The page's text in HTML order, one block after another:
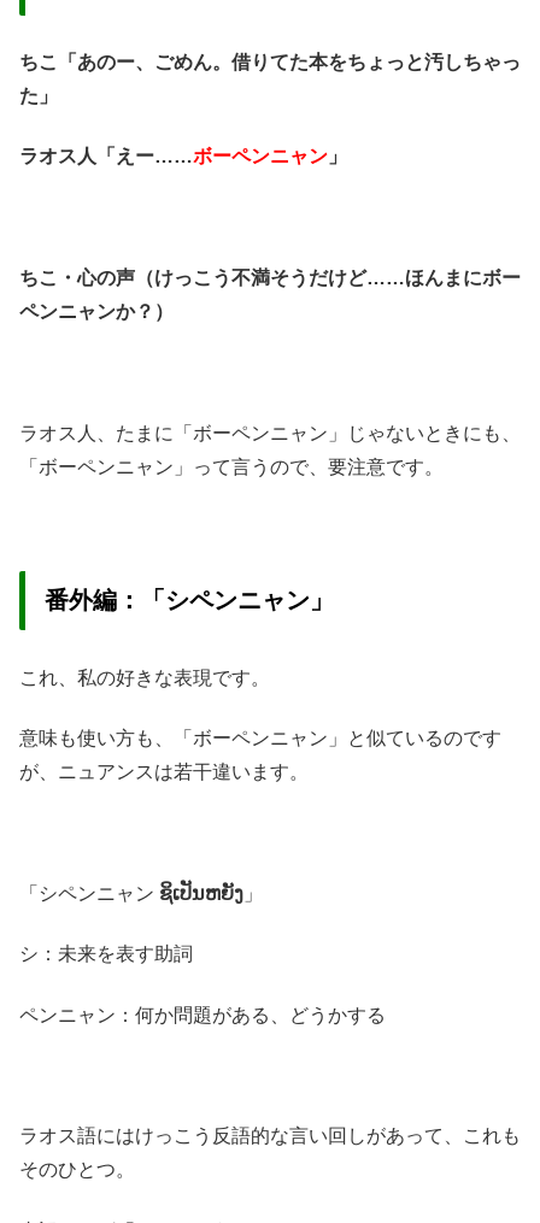
ちこ「あのー、ごめん。借りてた本をちょっと汚しちゃっ
た」
ラオス人「えー……ボーペンニャン 」
ちこ・心の声（けっこう不満そうだけど……ほんまにボー
ペンニャンか？）
ラオス人、たまに「ボーペンニャン」じゃないときにも、
「ボーペンニャン」って言うので、要注意です。
番外編：「シペンニャン」
これ、私の好きな表現です。
意味も使い方も、「ボーペンニャン」と似ているのです
が、ニュアンスは若干違います。
「シペンニャン ຊິເປັນຫຍັງ 」
シ：未来を表す助詞
ペンニャン：何か問題がある、どうかする
ラオス語にはけっこう反語的な言い回しがあって、これも
そのひとつ。